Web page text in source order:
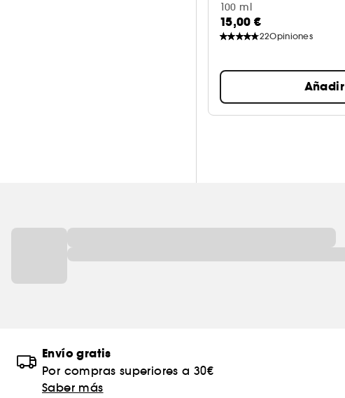
100 ml
15,00 €
22Opiniones
Añadir
Envío gratis
Por compras superiores a 30€
Saber más